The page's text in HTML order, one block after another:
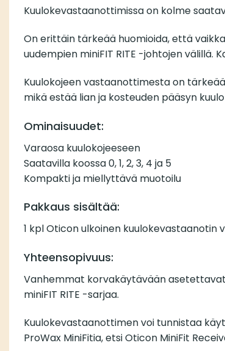
Kuulokevastaanottimissa on kolme
On erittäin tärkeää huomioida, että
uudempien miniFIT RITE -johtojen välillä.
Kuulokojeen vastaanottimesta on
mikä estää lian ja kosteuden pääsyn
Ominaisuudet:
Varaosa kuulokojeeseen
Saatavilla koossa 0, 1, 2, 3, 4 ja 5
Kompakti ja miellyttävä muotoilu
Pakkaus sisältää:
1 kpl Oticon ulkoinen kuulokevastaanotin
Yhteensopivuus:
Vanhemmat korvakäytävään
miniFIT RITE -sarjaa.
Kuulokevastaanottimen voi tunnistaa
ProWax MiniFitia, etsi Oticon MiniFit